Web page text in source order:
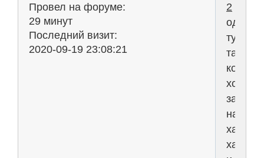
Провел на форуме:
29 минут
Последний визит:
2020-09-19 23:08:21
2
одни
там,
кому
хочется
на
хайпе,
халяве